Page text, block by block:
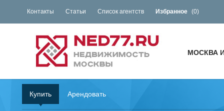
Контакты Статьи Список агентств Избранное (0)
МОСКВА
Купить Арендовать